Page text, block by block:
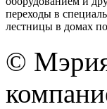
переходы в
лестницы в домах
© Мэрия